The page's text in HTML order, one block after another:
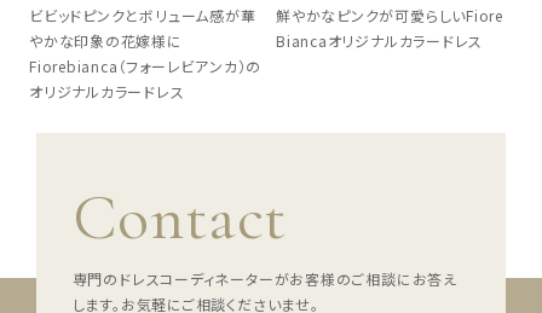
ビビッドピンクとボリューム感が華
やかな印象の花嫁様に
Fiorebianca（フォーレビアンカ）の
オリジナルカラードレス
鮮やかなピンクが可愛らしいFiore
Biancaオリジナルカラードレス
Contact
専門のドレスコーディネーターがお客様のご相談にお答え
します。 お気軽にご相談くださいませ。